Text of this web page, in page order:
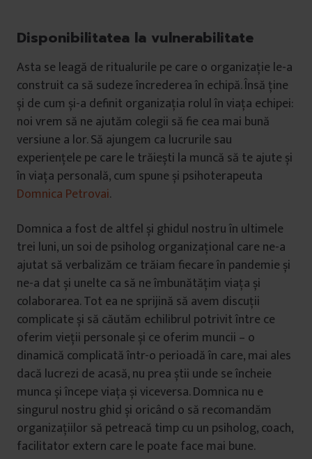
Disponibilitatea la vulnerabilitate
Asta se leagă de ritualurile pe care o organizație le-a
construit ca să sudeze încrederea în echipă. Însă ține
și de cum și-a definit organizația rolul în viața echipei:
noi vrem să ne ajutăm colegii să fie cea mai bună
versiune a lor. Să ajungem ca lucrurile sau
experiențele pe care le trăiești la muncă să te ajute și
în viața personală, cum spune și psihoterapeuta
Domnica Petrovai.
Domnica a fost de altfel și ghidul nostru în ultimele
trei luni, un soi de psiholog organizațional care ne-a
ajutat să verbalizăm ce trăiam fiecare în pandemie și
ne-a dat și unelte ca să ne îmbunătățim viața și
colaborarea. Tot ea ne sprijină să avem discuții
complicate și să căutăm echilibrul potrivit între ce
oferim vieții personale și ce oferim muncii – o
dinamică complicată într-o perioadă în care, mai ales
dacă lucrezi de acasă, nu prea știi unde se încheie
munca și începe viața și viceversa. Domnica nu e
singurul nostru ghid și oricând o să recomandăm
organizațiilor să petreacă timp cu un psiholog, coach,
facilitator extern care le poate face mai bune.